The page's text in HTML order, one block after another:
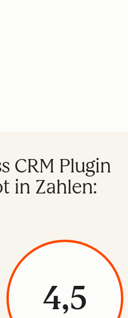
CRM Plugin
in Zahlen:
4,5